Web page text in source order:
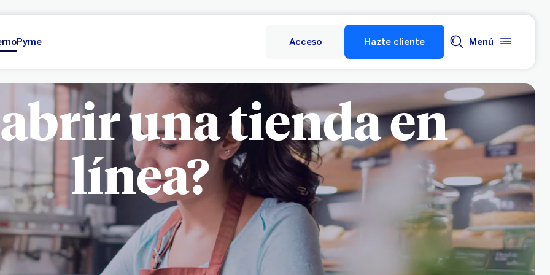
Pyme Acceso Hazte cliente Menú
una tienda en
línea?